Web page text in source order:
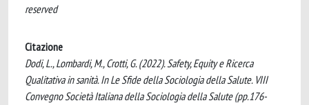
reserved
Citazione
Dodi, L., Lombardi, M., Crotti, G. (2022). Safety, Equity e Ricerca
Qualitativa in sanità. In Le Sfide della Sociologia della Salute. VIII
Convegno Società Italiana della Sociologia della Salute (pp.176-